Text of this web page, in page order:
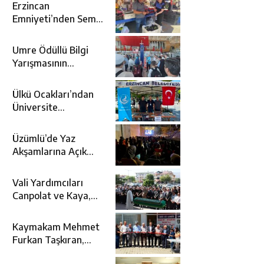
Erzincan
Emniyeti’nden Semt
Bilgilendirme
Faaliyeti
Umre Ödüllü Bilgi
Yarışmasının
Topraklara
Uğurlandı
Ülkü Ocakları’ndan
Üniversite
Desteği
Üzümlü’de Yaz
Akşamlarına Açık
Kattı
Vali Yardımcıları
Canpolat ve Kaya,
Cenaze Törenine
Katıldı
Kaymakam Mehmet
Furkan Taşkıran,